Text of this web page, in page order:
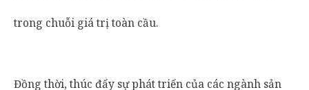
trong chuỗi giá trị toàn cầu.
Đồng thời, thúc đẩy sự phát triển của các ngành sản